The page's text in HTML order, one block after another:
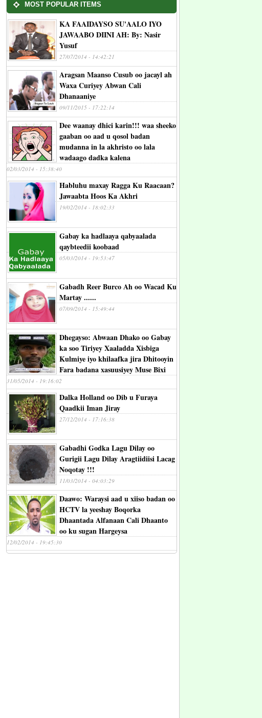
MOST POPULAR ITEMS
KA FAAIDAYSO SU'AALO IYO
JAWAABO DIINI AH: By: Nasir
Yusuf
27/07/2014 - 14:42:21
Aragsan Maanso Cusub oo jacayl ah
Waxa Curiyey Abwan Cali
Dhanaaniye
09/11/2015 - 17:22:14
Dee waanay dhici karin!!! waa sheeko
gaaban oo aad u qosol badan
mudanna in la akhristo oo lala
wadaago dadka kalena
02/03/2014 - 15:38:40
Habluhu maxay Ragga Ku Raacaan?
Jawaabta Hoos Ka Akhri
19/02/2014 - 18:02:33
Gabay ka hadlaaya qabyaalada
qaybteedii koobaad
05/03/2014 - 19:53:47
Gabadh Reer Burco Ah oo Wacad Ku
Martay ......
07/09/2014 - 15:49:44
Dhegayso: Abwaan Dhako oo Gabay
ka soo Tiriyey Xaaladda Xisbiga
Kulmiye iyo khilaafka jira Dhitooyin
Fara badana xasuusiyey Muse Bixi
31/05/2014 - 19:16:02
Dalka Holland oo Dib u Furaya
Qaadkii Iman Jiray
27/12/2014 - 17:16:38
Gabadhi Godka Lagu Dilay oo
Gurigii Lagu Dilay Aragtiidiisi Lacag
Noqotay !!!
11/03/2014 - 04:03:29
Daawo: Waraysi aad u xiiso badan oo
HCTV la yeeshay Boqorka
Dhaantada Alfanaan Cali Dhaanto
oo ku sugan Hargeysa
12/02/2014 - 19:45:30